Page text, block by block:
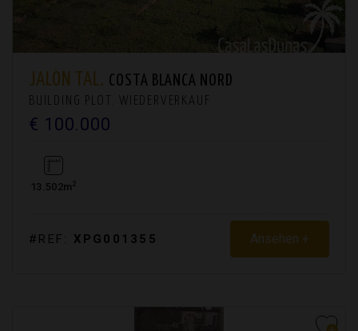
JALÓN TAL. COSTA BLANCA NORD
BUILDING PLOT. WIEDERVERKAUF
€ 100.000
13.502m2
#REF: XPG001355 Ansehen +